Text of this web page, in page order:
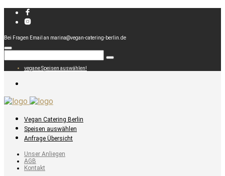
Bei Fragen Email an marina@vegan-catering-berlin.de
vegane Speisen auswählen!
Vegan Catering Berlin
Speisen auswählen
Anfrage Übersicht
Unser Anliegen
AGB
Kontakt